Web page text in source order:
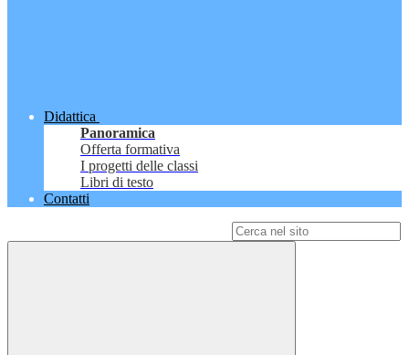
Didattica
Panoramica
Offerta formativa
I progetti delle classi
Libri di testo
Contatti